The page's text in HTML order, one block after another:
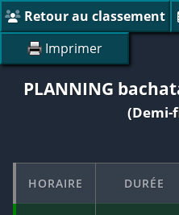
Retour au classement
Imprimer
PLANNING
(Demi-
HORAIRE DURÉE